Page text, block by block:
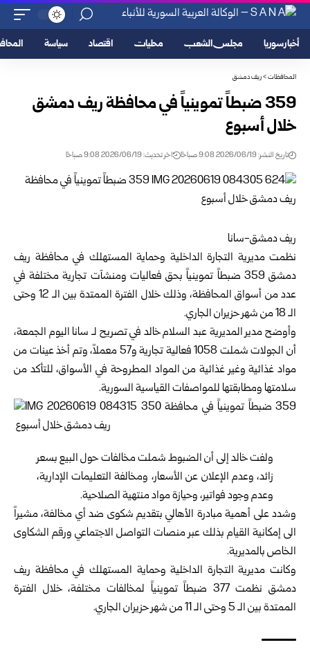
أخبار سوريا مجلس الشعب محليات اقتصاد سياسة
المحافظات>ريف دمشق
‏359 ضبطاً تموينياً في محافظة ريف دمشق
خلال أسبوع ‏
تاريخ النشر: 2026/06/19 9:08 صباحًا اخر تحديث: 2026/06/19 9:08 صباحًا
ريف دمشق-سانا ‏
نظمت مديرية التجارة الداخلية وحماية المستهلك في محافظة ريف
دمشق
359 ضبطاً ‏تموينياً بحق فعاليات ومنشآت تجارية مختلفة في
عدد من أسواق المحافظة، وذلك ‏خلال ‏الفترة الممتدة بين الـ 12 وحتى
الـ 18 من شهر حزيران الجاري. ‏
وأوضح مدير المديرية عبد السلام خالد في تصريح لـ سانا اليوم الجمعة،
أن ‏الجولات ‏شملت 1058 فعالية تجارية و57 معملاً، وتم أخذ عينات من
مواد غذائية وغير ‏غذائية من المواد المطروحة في الأسواق، للتأكد من
سلامتها ومطابقتها للمواصفات القياسية ‏السورية. ‏
ولفت خالد إلى أن الضبوط شملت مخالفات حول البيع بسعر
زائد، وعدم الإعلان عن ‏الأسعار، ومخالفة التعليمات الإدارية،
وعدم وجود فواتير، وحيازة مواد منتهية الصلاحية.‏
وشدد على أهمية مبادرة الأهالي بتقديم شكوى ضد أي مخالفة، مشيراً
الى إمكانية القيام ‏بذلك عبر منصات التواصل الاجتماعي ورقم الشكاوى
الخاص بالمديرية.‏
وكانت مديرية التجارة الداخلية وحماية المستهلك في محافظة ريف
دمشق نظمت 377 ‏ضبطاً تموينياً لمخالفات مختلفة، ‏خلال الفترة
الممتدة بين الـ 5 وحتى الـ 11 من شهر ‏حزيران الجاري. ‏